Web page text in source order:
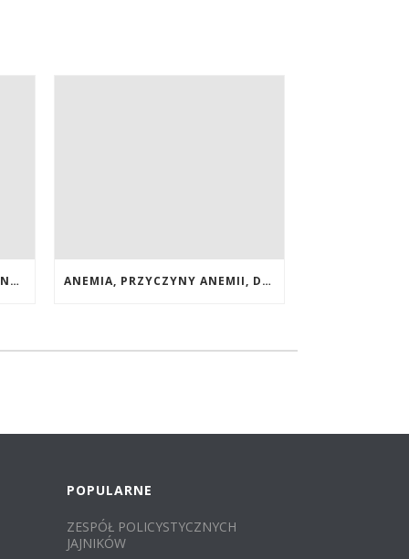
POPRAWA WZROKU NATURALNYMI METODAMI. SUPLEMENTY CALIVITA NA POPRAWĘ WZROKU ANEMIA, PRZYCZYNY ANEMII, DIETA
POPULARNE
ZESPÓŁ POLICYSTYCZNYCH
JAJNIKÓW